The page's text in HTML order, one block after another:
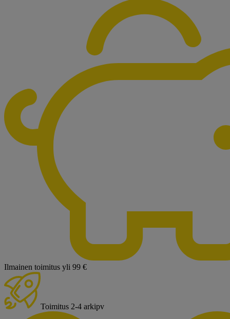
Ilmainen toimitus yli 99 €
Toimitus 2-4 arkipv